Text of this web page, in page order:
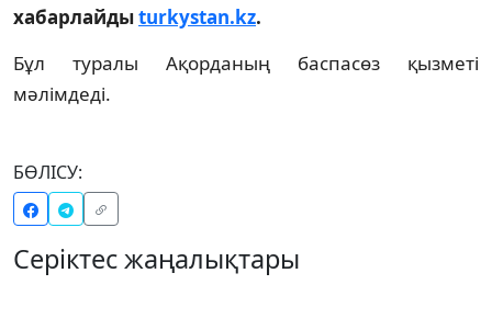
хабарлайдыturkystan.kz.
Бұл туралы Ақорданың баспасөз қызметі
мәлімдеді.
БӨЛІСУ:
Серіктес жаңалықтары